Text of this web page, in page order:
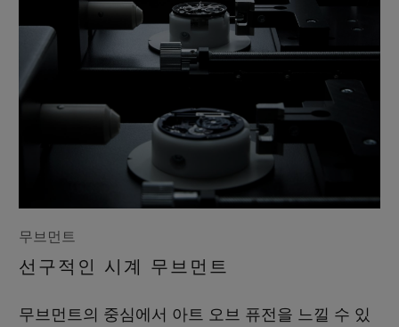
무브먼트
선구적인 시계 무브먼트
무브먼트의 중심에서 아트 오브 퓨전을 느낄 수 있